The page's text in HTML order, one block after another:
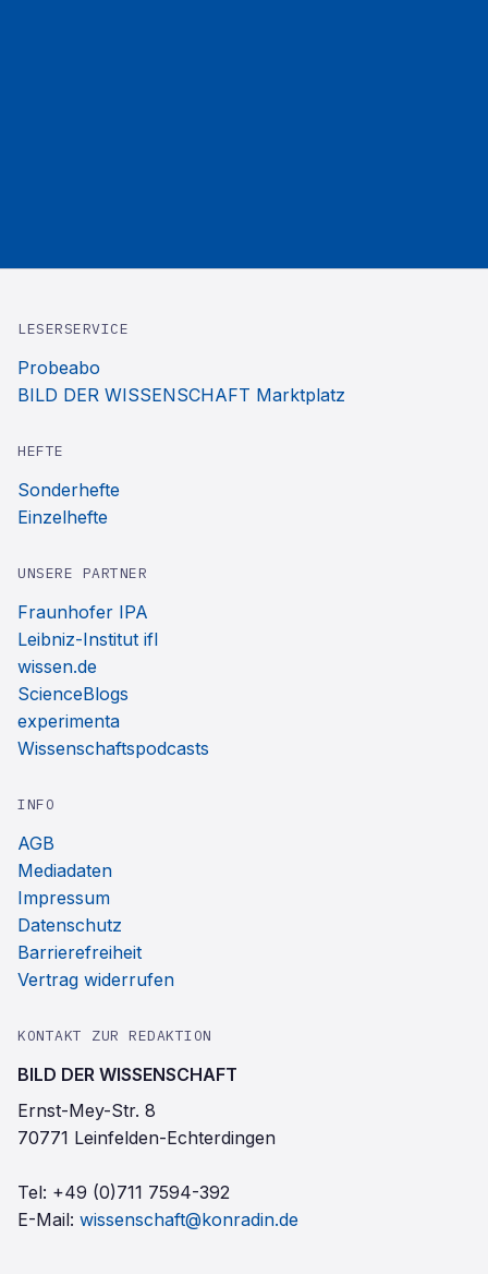
LESERSERVICE
Probeabo
BILD DER WISSENSCHAFT Marktplatz
HEFTE
Sonderhefte
Einzelhefte
UNSERE PARTNER
Fraunhofer IPA
Leibniz-Institut ifl
wissen.de
ScienceBlogs
experimenta
Wissenschaftspodcasts
INFO
AGB
Mediadaten
Impressum
Datenschutz
Barrierefreiheit
Vertrag widerrufen
KONTAKT ZUR REDAKTION
BILD DER WISSENSCHAFT
Ernst-Mey-Str. 8
70771 Leinfelden-Echterdingen
Tel: +49 (0)711 7594-392
E-Mail: wissenschaft@konradin.de